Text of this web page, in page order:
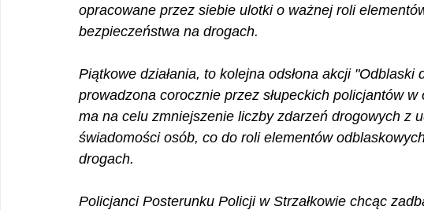
opracowane przez siebie ulotki o ważnej roli
bezpieczeństwa na drogach.
Piątkowe działania, to kolejna odsłona akcji
prowadzona corocznie przez słupeckich policjantów
ma na celu zmniejszenie liczby zdarzeń drogowych z
świadomości osób, co do roli elementów
drogach.
Policjanci Posterunku Policji w Strzałkowie chcąc